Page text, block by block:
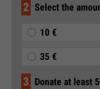
2 Select the
10 €
35 €
3 Donate at least